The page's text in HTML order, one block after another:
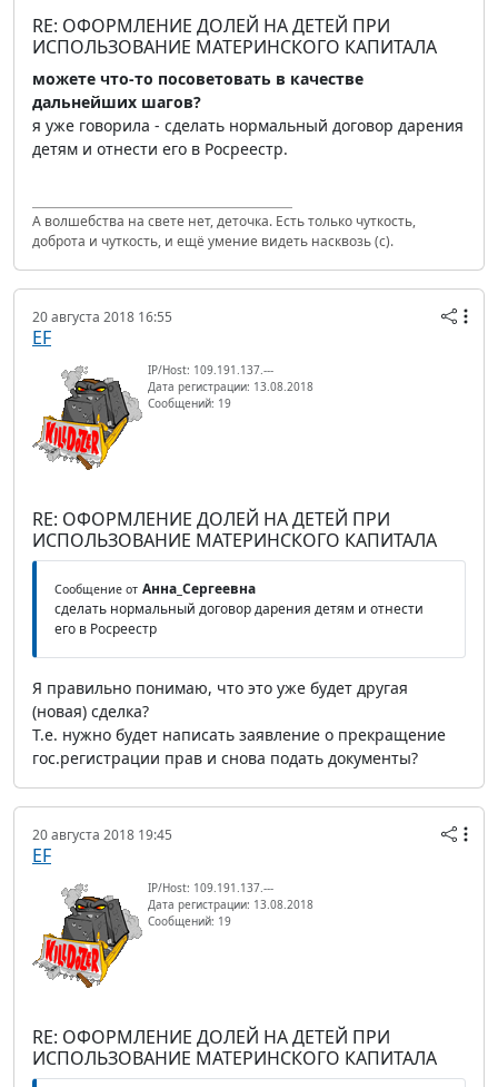
RE: ОФОРМЛЕНИЕ ДОЛЕЙ НА ДЕТЕЙ ПРИ
ИСПОЛЬЗОВАНИЕ МАТЕРИНСКОГО КАПИТАЛА
можете что-то посоветовать в качестве
дальнейших шагов?
я уже говорила - сделать нормальный договор дарения
детям и отнести его в Росреестр.
А волшебства на свете нет, деточка. Есть только чуткость,
доброта и чуткость, и ещё умение видеть насквозь (с).
20 августа 2018 16:55
EF
IP/Host: 109.191.137.---
Дата регистрации: 13.08.2018
Сообщений: 19
RE: ОФОРМЛЕНИЕ ДОЛЕЙ НА ДЕТЕЙ ПРИ
ИСПОЛЬЗОВАНИЕ МАТЕРИНСКОГО КАПИТАЛА
Сообщение от Анна_Сергеевна
сделать нормальный договор дарения детям и отнести
его в Росреестр
Я правильно понимаю, что это уже будет другая
(новая) сделка?
Т.е. нужно будет написать заявление о прекращение
гос.регистрации прав и снова подать документы?
20 августа 2018 19:45
EF
IP/Host: 109.191.137.---
Дата регистрации: 13.08.2018
Сообщений: 19
RE: ОФОРМЛЕНИЕ ДОЛЕЙ НА ДЕТЕЙ ПРИ
ИСПОЛЬЗОВАНИЕ МАТЕРИНСКОГО КАПИТАЛА